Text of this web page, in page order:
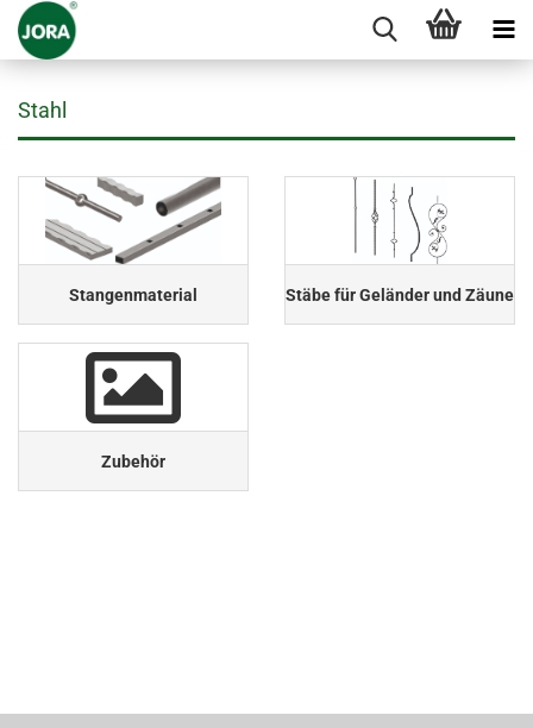
Stahl
Stangenmaterial Stäbe für Geländer und Zäune
Zubehör